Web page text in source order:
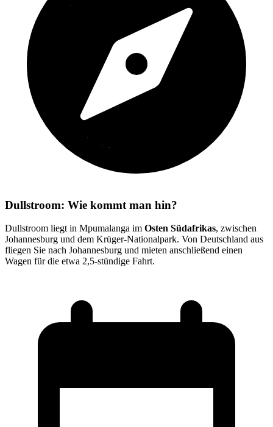
Dullstroom: Wie kommt man hin?
Dullstroom liegt in Mpumalanga im Osten Südafrikas, zwischen
Johannesburg und dem Krüger-Nationalpark. Von Deutschland aus
fliegen Sie nach Johannesburg und mieten anschließend einen
Wagen für die etwa 2,5-stündige Fahrt.